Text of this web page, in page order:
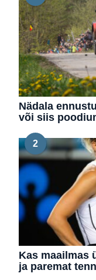
Nädala
või siis
2
Kas maailmas
ja paremat